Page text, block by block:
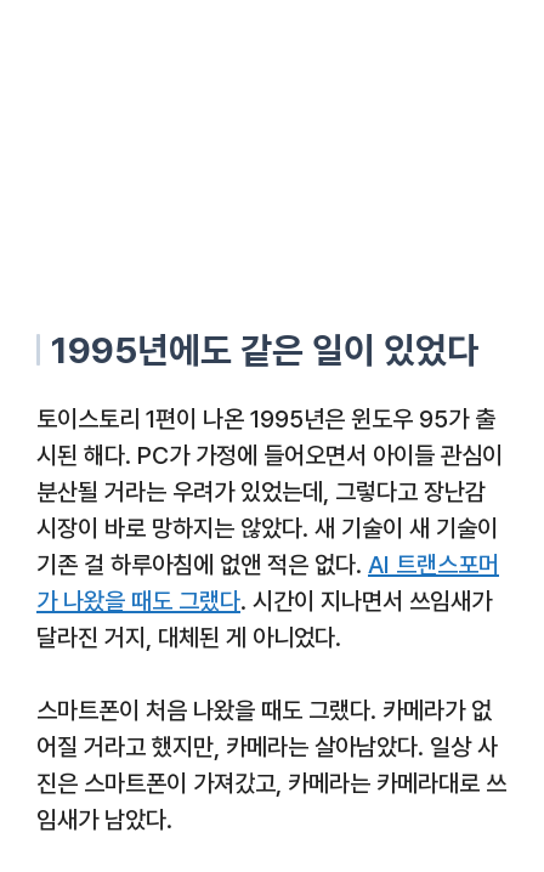
1995년에도 같은 일이 있었다
토이스토리 1편이 나온 1995년은 윈도우 95가 출
시된 해다. PC가 가정에 들어오면서 아이들 관심이
분산될 거라는 우려가 있었는데, 그렇다고 장난감
시장이 바로 망하지는 않았다. 새 기술이 새 기술이
기존 걸 하루아침에 없앤 적은 없다. AI 트랜스포머
가 나왔을 때도 그랬다. 시간이 지나면서 쓰임새가
달라진 거지, 대체된 게 아니었다.
스마트폰이 처음 나왔을 때도 그랬다. 카메라가 없
어질 거라고 했지만, 카메라는 살아남았다. 일상 사
진은 스마트폰이 가져갔고, 카메라는 카메라대로 쓰
임새가 남았다.